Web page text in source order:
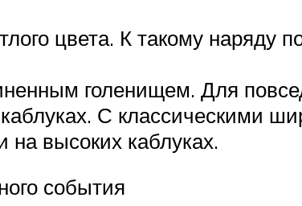
цвета. К такому наряду
голенищем. Для
С классическими
высоких каблуках.
события